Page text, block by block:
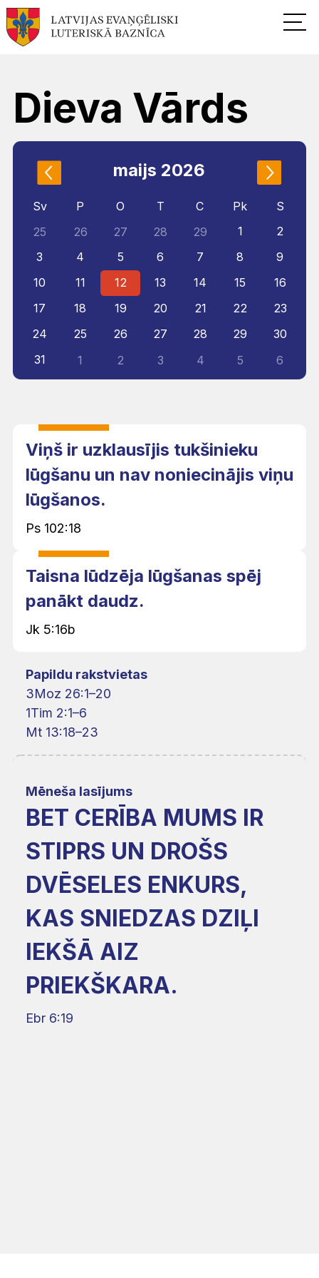
Dieva Vārds
Viņš ir uzklausījis tukšinieku
lūgšanu un nav noniecinājis viņu
lūgšanos.
Ps 102:18
Taisna lūdzēja lūgšanas spēj
panākt daudz.
Jk 5:16b
Papildu rakstvietas
3Moz 26:1–20
1Tim 2:1–6
Mt 13:18–23
Mēneša lasījums
BET CERĪBA MUMS IR
STIPRS UN DROŠS
DVĒSELES ENKURS,
KAS SNIEDZAS DZIĻI
IEKŠĀ AIZ
PRIEKŠKARA.
Ebr 6:19
maijs 2026
Sv P O T C Pk
S
25
26 27 28 29 1
2
3
4 5 6 7 8
9
10
11 12 13 14 15
16
17
18 19 20 21 22
23
24
25 26 27 28 29
30
31
1 2 3 4 5 6